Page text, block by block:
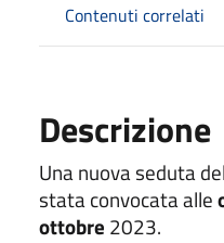
Contenuti correlati
Descrizione
Una nuova seduta
stata convocata alle
ottobre 2023.